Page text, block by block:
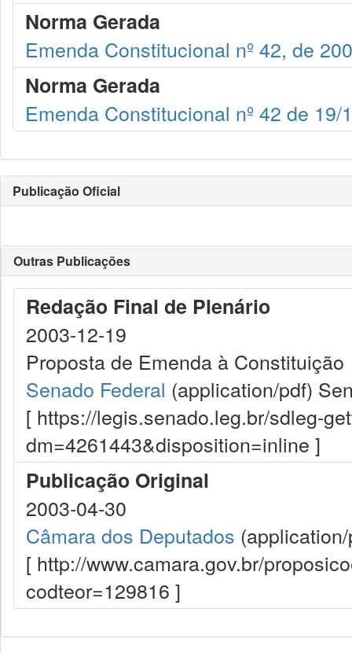
Norma Gerada
Emenda Constitucional nº 42, de
Norma Gerada
Emenda Constitucional nº 42 de 19/
Publicação Oficial
Outras Publicações
Redação Final de Plenário
2003-12-19
Proposta de Emenda à Constituição
Senado Federal (application/pdf)
[ https://legis.senado.leg.br/sdleg-
dm=4261443&disposition=inline ]
Publicação Original
2003-04-30
Câmara dos Deputados
[ http://www.camara.gov.br/
codteor=129816 ]